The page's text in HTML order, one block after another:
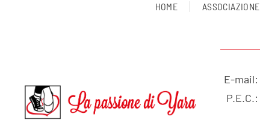
HOME ASSOCIAZIONE
E-mail:
P.E.C.: